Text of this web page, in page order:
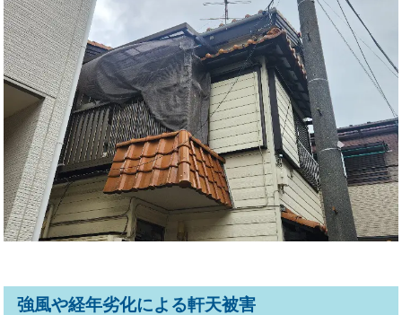
強風や経年劣化による軒天被害